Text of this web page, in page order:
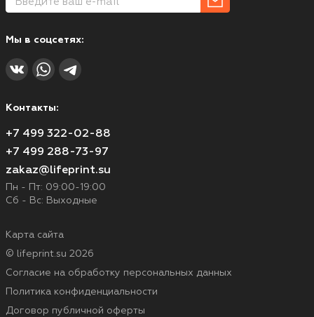
Мы в соцсетях:
Контакты:
+7 499 322-02-88
+7 499 288-73-97
zakaz@lifeprint.su
Пн - Пт: 09:00-19:00
Сб - Вс: Выходные
Карта сайта
© lifeprint.su 2026
Согласие на обработку персональных данных
Политика конфиденциальности
Договор публичной оферты